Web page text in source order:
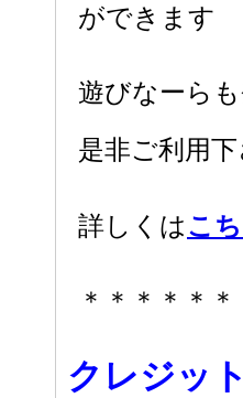
ができます
遊びなーら
是非ご利用
詳しくはこ
＊＊＊＊＊
クレジッ